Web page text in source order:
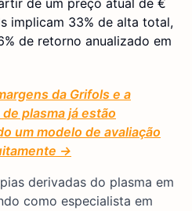
de um preço atual de €
implicam 33% de alta total,
de retorno anualizado em
da Grifols e a
plasma já estão
um modelo de avaliação
→
derivadas do plasma em
como especialista em